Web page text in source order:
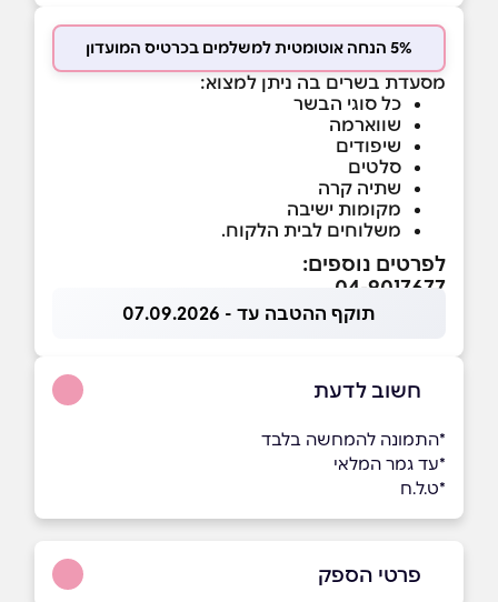
5% הנחה אוטומטית למשלמים בכרטיס המועדון
מסעדת בשרים בה ניתן למצוא:
כל סוגי הבשר
שווארמה
שיפודים
סלטים
שתיה קרה
מקומות ישיבה
משלוחים לבית הלקוח.
לפרטים נוספים:
04-9017677
תוקף ההטבה עד - 07.09.2026
חשוב לדעת
*התמונה להמחשה בלבד
*עד גמר המלאי
*ט.ל.ח
פרטי הספק